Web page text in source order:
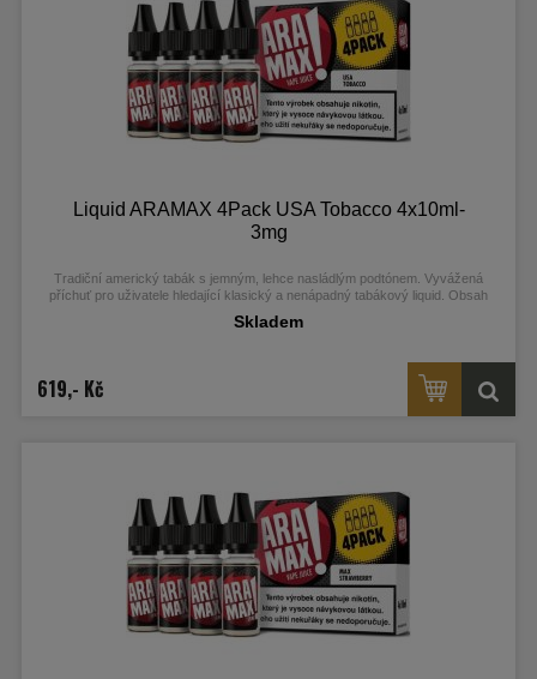
Liquid ARAMAX 4Pack USA Tobacco 4x10ml-
3mg
Tradiční americký tabák s jemným, lehce nasládlým podtónem. Vyvážená
příchuť pro uživatele hledající klasický a nenápadný tabákový liquid. Obsah
Skladem
619,- Kč